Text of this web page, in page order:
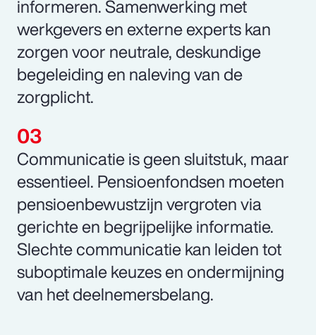
informeren. Samenwerking met
werkgevers en externe experts kan
zorgen voor neutrale, deskundige
begeleiding en naleving van de
zorgplicht.
Communicatie is geen sluitstuk, maar
essentieel. Pensioenfondsen moeten
pensioenbewustzijn vergroten via
gerichte en begrijpelijke informatie.
Slechte communicatie kan leiden tot
suboptimale keuzes en ondermijning
van het deelnemersbelang.